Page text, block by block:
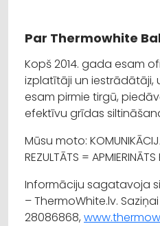
Par Thermowhite
Kopš 2014. gada esam
izplatītāji un iestrādātāji,
esam pirmie tirgū,
efektīvu grīdas
Mūsu moto:
REZULTĀTS = APMIERINĀTS
Informāciju sagatavoja
– ThermoWhite.lv.
28086868,